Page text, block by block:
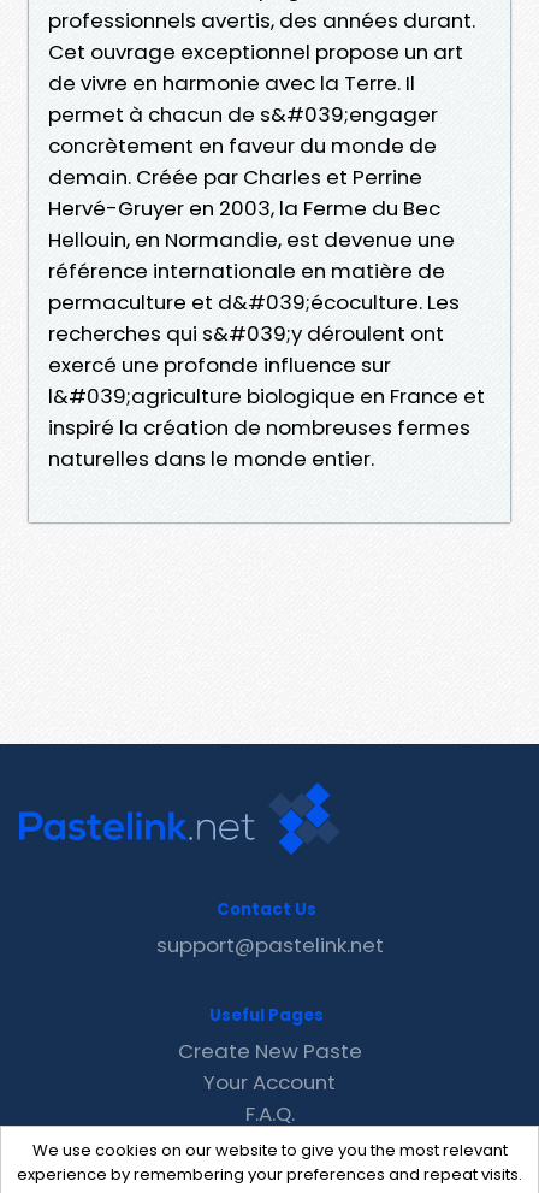
professionnels avertis, des années durant.
Cet ouvrage exceptionnel propose un art
de vivre en harmonie avec la Terre. Il
permet à chacun de s&#039;engager
concrètement en faveur du monde de
demain. Créée par Charles et Perrine
Hervé-Gruyer en 2003, la Ferme du Bec
Hellouin, en Normandie, est devenue une
référence internationale en matière de
permaculture et d&#039;écoculture. Les
recherches qui s&#039;y déroulent ont
exercé une profonde influence sur
l&#039;agriculture biologique en France et
inspiré la création de nombreuses fermes
naturelles dans le monde entier.
We use cookies on our website to give you the most relevant
experience by remembering your preferences and repeat visits.
Contact Us
support@pastelink.net
Useful Pages
Create New Paste
Your Account
F.A.Q.
Recent
Contact